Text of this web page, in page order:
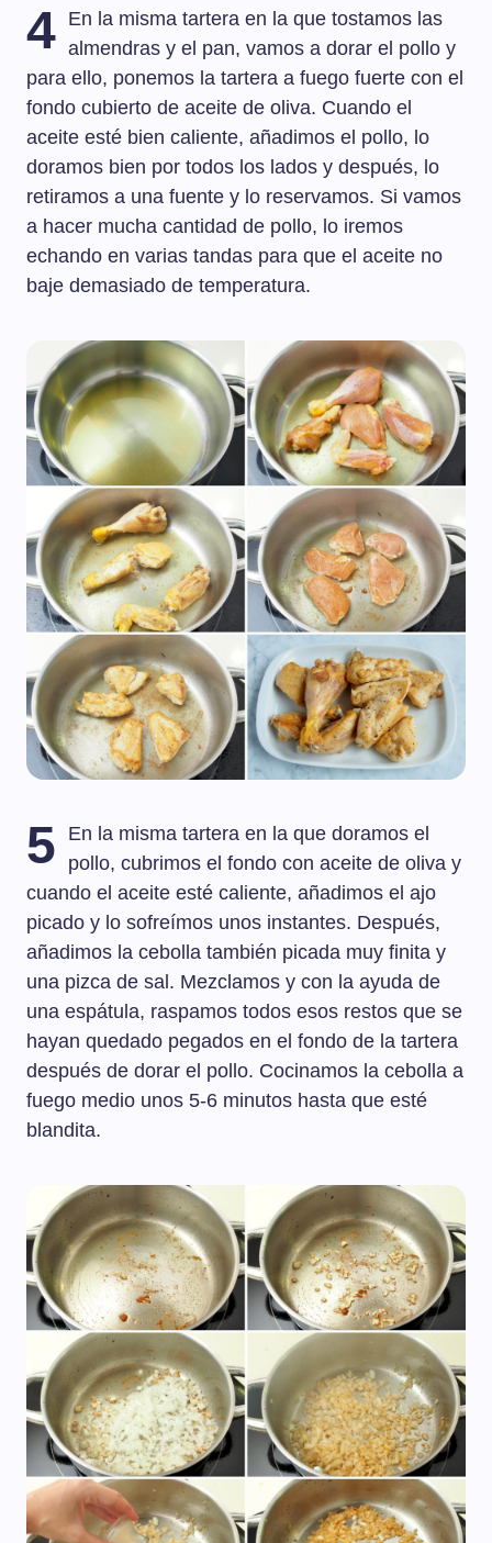
4 En la misma tartera en la que tostamos las
almendras y el pan, vamos a dorar el pollo y
para ello, ponemos la tartera a fuego fuerte con el
fondo cubierto de aceite de oliva. Cuando el
aceite esté bien caliente, añadimos el pollo, lo
doramos bien por todos los lados y después, lo
retiramos a una fuente y lo reservamos. Si vamos
a hacer mucha cantidad de pollo, lo iremos
echando en varias tandas para que el aceite no
baje demasiado de temperatura.
5
En la misma tartera en la que doramos el
pollo, cubrimos el fondo con aceite de oliva y
cuando el aceite esté caliente, añadimos el ajo
picado y lo sofreímos unos instantes. Después,
añadimos la cebolla también picada muy finita y
una pizca de sal. Mezclamos y con la ayuda de
una espátula, raspamos todos esos restos que se
hayan quedado pegados en el fondo de la tartera
después de dorar el pollo. Cocinamos la cebolla a
fuego medio unos 5-6 minutos hasta que esté
blandita.